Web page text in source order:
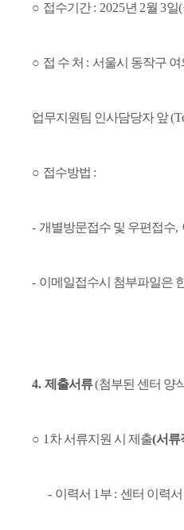
○ 접수기간: 2025년 2월 3일(
○ 접 수 처 : 서울시 동작구
업무지원팀 인사담당자 앞
○ 접수방법 :
- 개별방문접수 및 우편접수,
- 이메일접수시 첨부파일은
4. 제출서류(첨부된 센터 양
○ 1 차 서류지원 시 제출(서류
- 이력서 1 부 : 센터 이력